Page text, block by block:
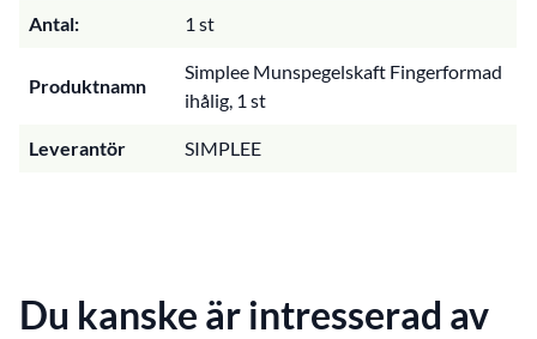
Antal: 1 st
Produktnamn
Simplee Munspegelskaft Fingerformad
ihålig, 1 st
Leverantör SIMPLEE
Du kanske är intresserad av